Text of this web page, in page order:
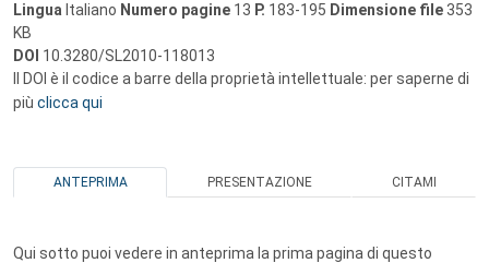
Lingua Italiano Numero pagine 13 P. 183-195 Dimensione file 353
KB
DOI 10.3280/SL2010-118013
Il DOI è il codice a barre della proprietà intellettuale: per saperne di
più clicca qui
ANTEPRIMA PRESENTAZIONE CITAMI
Qui sotto puoi vedere in anteprima la prima pagina di questo